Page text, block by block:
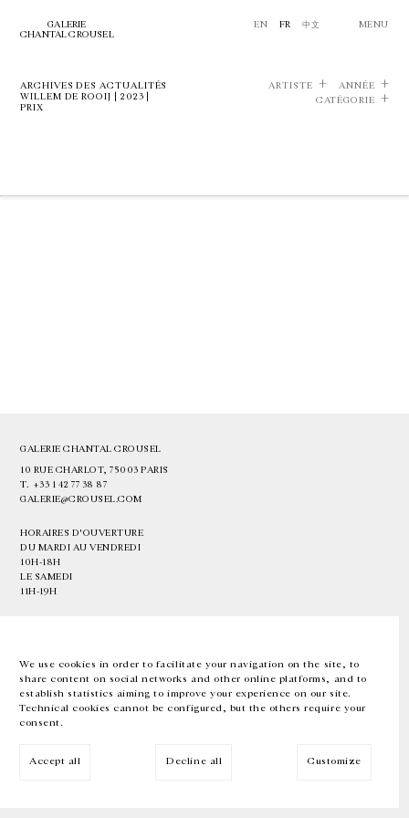
We use cookies in order to facilitate your navigation on the site, to
share content on social networks and other online platforms, and to
establish statistics aiming to improve your experience on our site.
Technical cookies cannot be configured, but the others require your
consent.
Accept all Decline all Customize
GALERIE
CHANTAL CROUSEL
EN FR 中文 MENU
ARCHIVES DES ACTUALITÉS
WILLEM DE ROOIJ | 2023 |
PRIX
ARTISTE
ANNÉE
CATÉGORIE
GALERIE CHANTAL CROUSEL
10 RUE CHARLOT, 75003 PARIS
T. +33 1 42 77 38 87
GALERIE@CROUSEL.COM
HORAIRES D'OUVERTURE
DU MARDI AU VENDREDI
10H-18H
LE SAMEDI
11H-19H
EN FR 中文 Facebook Instagram
Inscrivez-vous à notre newsletter